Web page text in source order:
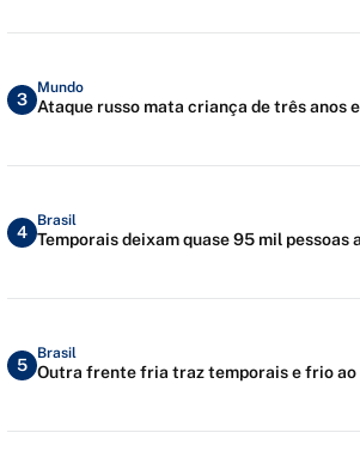
3
Mundo
Ataque russo mata criança de três anos
4
Brasil
Temporais deixam quase 95 mil pessoas
5
Brasil
Outra frente fria traz temporais e frio ao